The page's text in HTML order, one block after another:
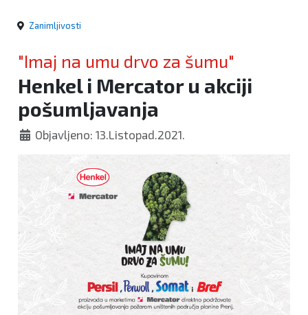
Zanimljivosti
"Imaj na umu drvo za šumu"
Henkel i Mercator u akciji
pošumljavanja
Objavljeno: 13.Listopad.2021.